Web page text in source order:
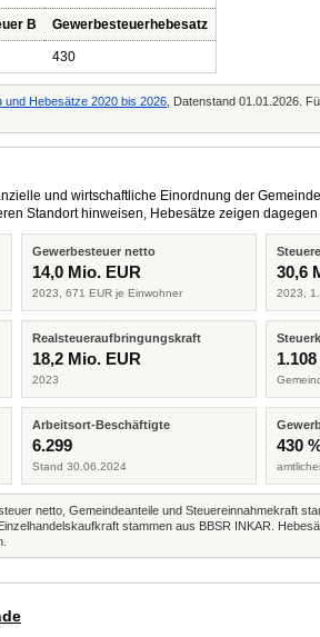
B Gewerbesteuerhebesatz
430
Hebesätze 2020 bis 2026 , Datenstand 01.01.2026.
und wirtschaftliche Einordnung der
Standort hinweisen, Hebesätze zeigen
Gewerbesteuer netto
14,0 Mio. EUR
2023, 671 EUR je Einwohner
30,6
2023,
Realsteueraufbringungskraft
18,2 Mio. EUR
2023
Arbeitsort-Beschäftigte
6.299
Stand 30.06.2024
430
netto, Gemeindeanteile und Steuereinnahmekraft
stammen aus BBSR INKAR.